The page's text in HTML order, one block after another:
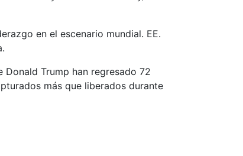
en el escenario mundial. EE.
Trump han regresado 72
más que liberados durante